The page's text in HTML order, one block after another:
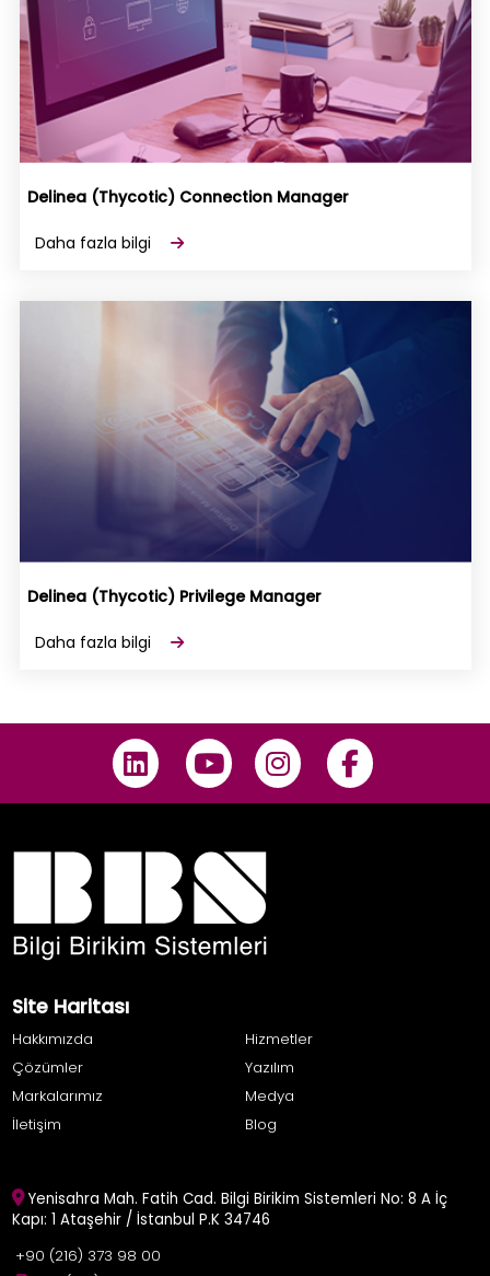
Delinea (Thycotic) Connection Manager
Daha fazla bilgi
Delinea (Thycotic) Privilege Manager
Daha fazla bilgi
Site Haritası
Hakkımızda
Hizmetler
Çözümler
Yazılım
Markalarımız
Medya
İletişim
Blog
Yenisahra Mah. Fatih Cad. Bilgi Birikim Sistemleri No: 8 A İç
Kapı: 1 Ataşehir / İstanbul P.K 34746
+90 (216) 373 98 00